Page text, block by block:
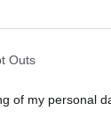
Outs
of my personal